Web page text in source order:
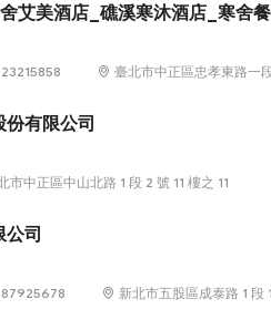
艾美酒店_礁溪寒沐酒店_寒舍
臺北市中正區忠孝東路一
有限公司
市中正區中山北路 1 段 2 號 11 樓之 11
司
新北市五股區成泰路 1 段